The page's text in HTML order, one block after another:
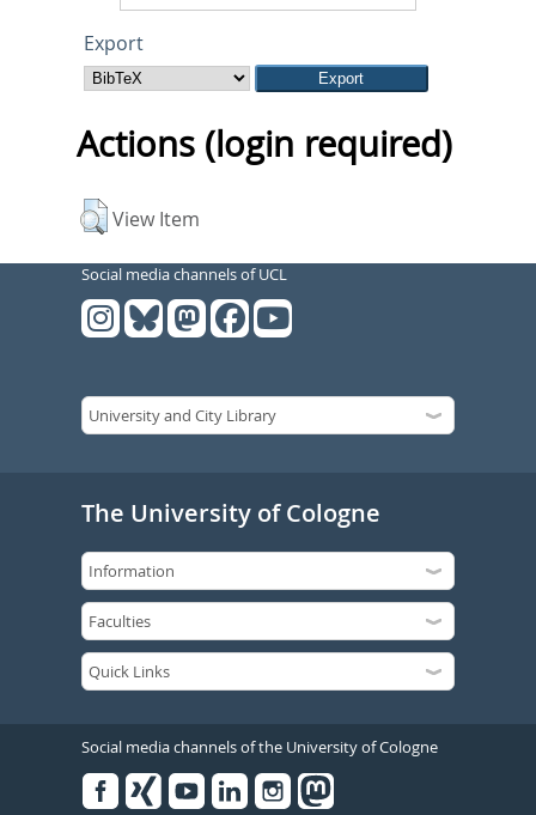
Export
Actions (login required)
View Item
Social media channels of UCL
The University of Cologne
Social media channels of the University of Cologne